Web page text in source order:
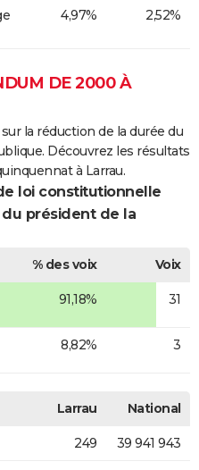
4,97% 2,52%
DE 2000 À
la réduction de la durée du
Découvrez les résultats
à Larrau.
loi constitutionnelle
président de la
% des voix
Voix
91,18% 31
8,82% 3
Larrau National
249 39 941 943